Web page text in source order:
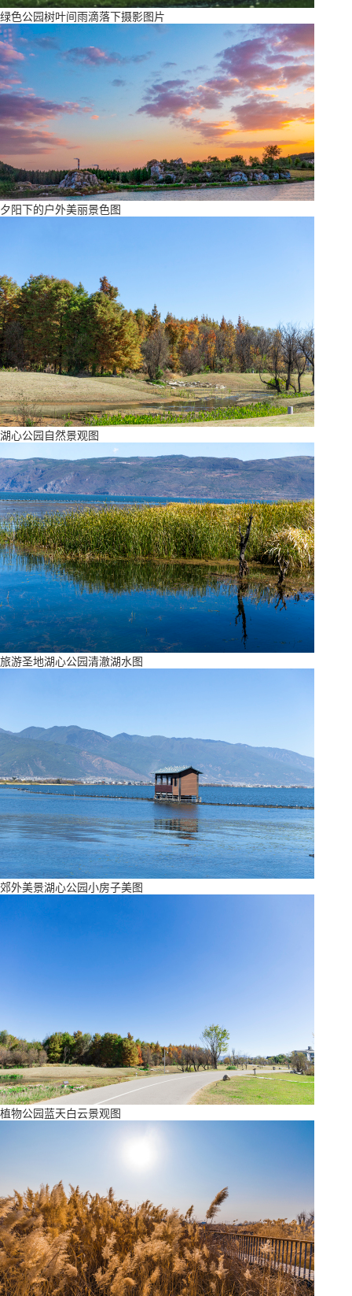
绿色公园树叶间雨滴落下摄影图片
夕阳下的户外美丽景色图
湖心公园自然景观图
旅游圣地湖心公园清澈湖水图
郊外美景湖心公园小房子美图
植物公园蓝天白云景观图